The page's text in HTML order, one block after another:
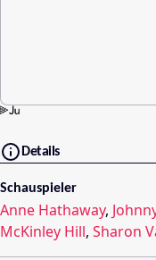
Details
Schauspieler
Anne Hathaway,
McKinley Hill, Sharon